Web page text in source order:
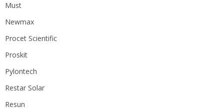
Must
Newmax
Procet Scientific
Proskit
Pylontech
Restar Solar
Resun